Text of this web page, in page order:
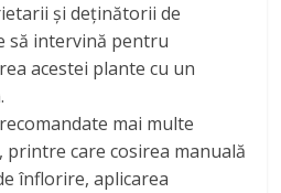
și deținătorii de
să intervină pentru
acestei plante cu un
mai multe
printre care cosirea manuală
înflorire, aplicarea